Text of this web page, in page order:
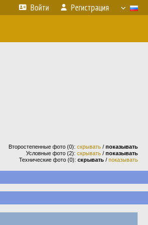
Войти Регистрация
Второстепенные фото (0): скрывать / показывать
Условные фото (2): скрывать / показывать
Технические фото (0): скрывать / показывать